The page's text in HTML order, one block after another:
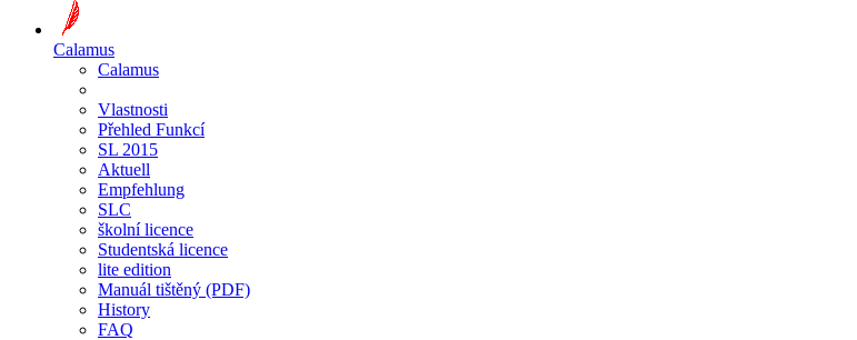
Calamus
Calamus
Vlastnosti
Přehled Funkcí
SL 2015
Aktuell
Empfehlung
SLC
školní licence
Studentská licence
lite edition
Manuál tištěný (PDF)
History
FAQ